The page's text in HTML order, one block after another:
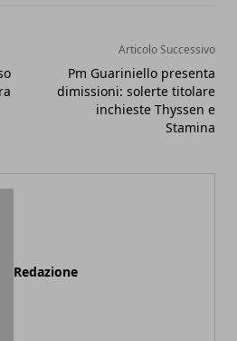
Articolo Successivo
Pm Guariniello presenta
dimissioni: solerte titolare
inchieste Thyssen e
Stamina
Redazione